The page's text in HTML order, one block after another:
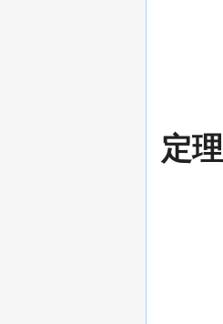
定理